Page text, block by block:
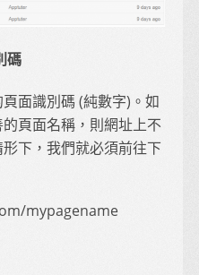
碼
面識別碼 (純數字)。如
頁面名稱，則網址上不
下，我們就必須前往下
mypagename